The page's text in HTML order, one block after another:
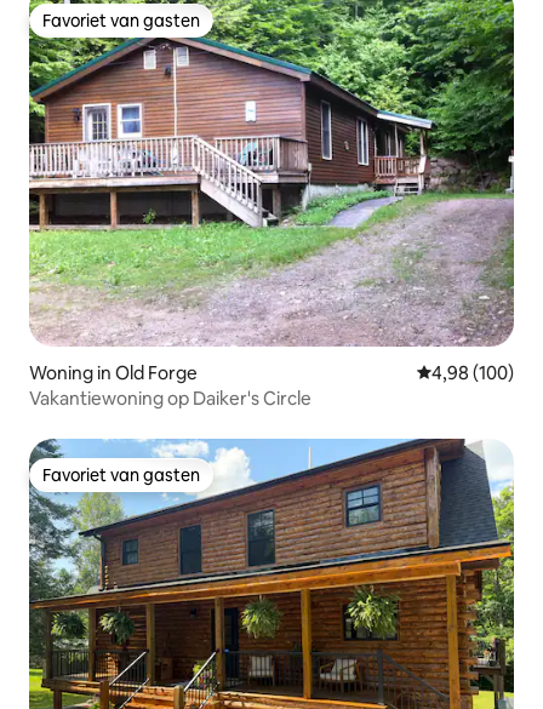
Favoriet van gasten
Favoriet van gasten
Woning in Old Forge Gemiddelde
4,98 (100)
Vakantiewoning op Daiker's Circle
Favoriet van gasten
Favoriet van gasten